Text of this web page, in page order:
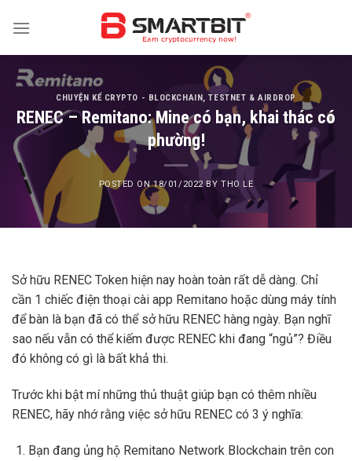
CHUYỆN KỂ CRYPTO - BLOCKCHAIN,TESTNET & AIRDROP
RENEC – Remitano: Mine có bạn, khai thác có
phường!
POSTED ON18/01/2022BYTHO LE
Sở hữu RENEC Token hiện nay hoàn toàn rất dễ dàng. Chỉ
cần 1 chiếc điện thoại cài app Remitano hoặc dùng máy tính
để bàn là bạn đã có thể sở hữu RENEC hàng ngày. Bạn nghĩ
sao nếu vẫn có thể kiếm được RENEC khi đang “ngủ”? Điều
đó không có gì là bất khả thi.
Trước khi bật mí những thủ thuật giúp bạn có thêm nhiều
RENEC, hãy nhớ rằng việc sở hữu RENEC có 3 ý nghĩa:
Bạn đang ủng hộ Remitano Network Blockchain trên con